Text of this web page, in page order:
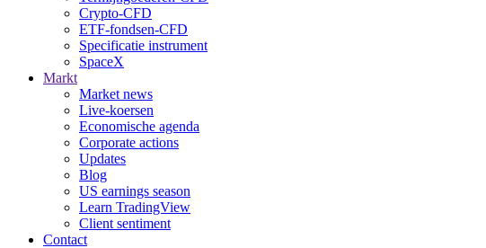
Crypto-CFD
ETF-fondsen-CFD
Specificatie instrument
SpaceX
Markt
Market news
Live-koersen
Economische agenda
Corporate actions
Updates
Blog
US earnings season
Learn TradingView
Client sentiment
Contact